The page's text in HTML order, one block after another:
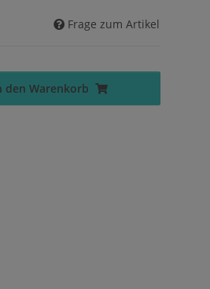
Frage zum Artikel
den Warenkorb